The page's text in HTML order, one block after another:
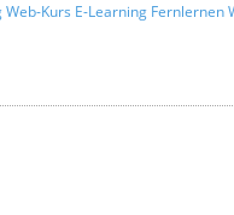
Web-Kurs E-Learning Fernlernen